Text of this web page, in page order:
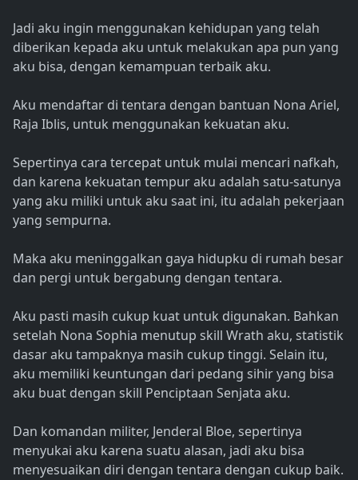
Jadi aku ingin menggunakan kehidupan yang telah
diberikan kepada aku untuk melakukan apa pun yang
aku bisa, dengan kemampuan terbaik aku.
Aku mendaftar di tentara dengan bantuan Nona Ariel,
Raja Iblis, untuk menggunakan kekuatan aku.
Sepertinya cara tercepat untuk mulai mencari nafkah,
dan karena kekuatan tempur aku adalah satu-satunya
yang aku miliki untuk aku saat ini, itu adalah pekerjaan
yang sempurna.
Maka aku meninggalkan gaya hidupku di rumah besar
dan pergi untuk bergabung dengan tentara.
Aku pasti masih cukup kuat untuk digunakan. Bahkan
setelah Nona Sophia menutup skill Wrath aku, statistik
dasar aku tampaknya masih cukup tinggi. Selain itu,
aku memiliki keuntungan dari pedang sihir yang bisa
aku buat dengan skill Penciptaan Senjata aku.
Dan komandan militer, Jenderal Bloe, sepertinya
menyukai aku karena suatu alasan, jadi aku bisa
menyesuaikan diri dengan tentara dengan cukup baik.